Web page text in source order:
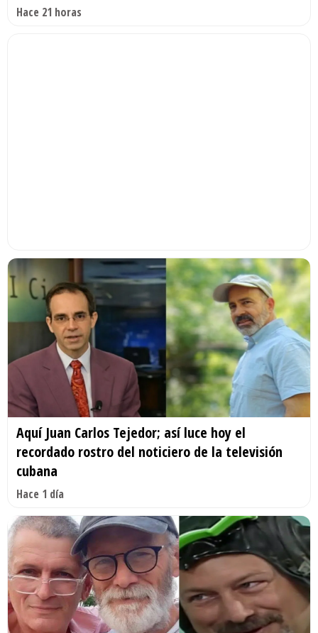
Hace 21 horas
Aquí Juan Carlos Tejedor; así luce hoy el
recordado rostro del noticiero de la televisión
cubana
Hace 1 día